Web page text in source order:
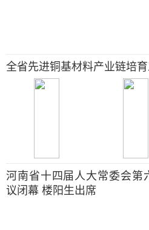
全省先进铜基材料产业链培
河南省十四届人大常委会第
议闭幕 楼阳生出席